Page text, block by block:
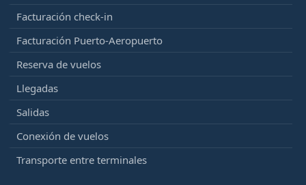
Facturación check-in
Facturación Puerto-Aeropuerto
Reserva de vuelos
Llegadas
Salidas
Conexión de vuelos
Transporte entre terminales